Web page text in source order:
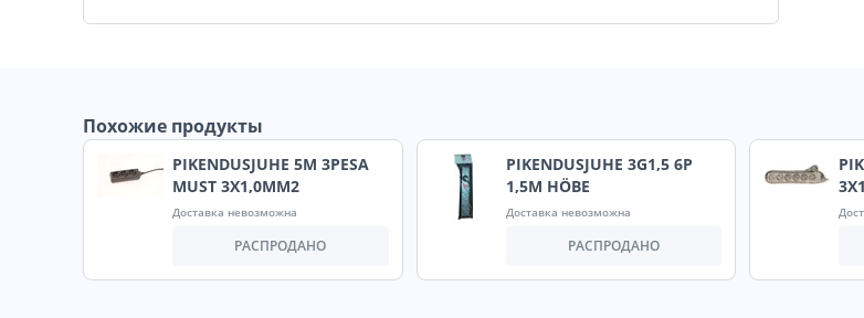
Похожие продукты
PIKENDUSJUHE 5M 3PESA
MUST 3X1,0MM2
Доставка невозможна
РАСПРОДАНО
PIKENDUSJUHE 3G1,5 6P
1,5M HÖBE
Доставка невозможна
РАСПРОДАНО